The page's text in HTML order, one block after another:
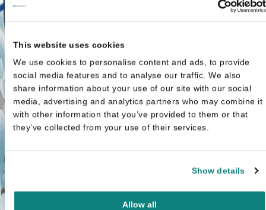
This website uses cookies
We use cookies to personalise content and ads, to provide
social media features and to analyse our traffic. We also
share information about your use of our site with our social
media, advertising and analytics partners who may combine it
with other information that you’ve provided to them or that
they’ve collected from your use of their services.
Show details
Allow all